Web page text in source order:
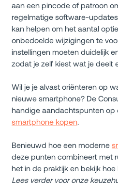
aan een pincode of patroon
regelmatige software-
kan helpen om het aantal
onbedoelde wijzigingen te
instellingen moeten duidelijk
zodat je zelf kiest wat je deelt
Wil je je alvast oriënteren op
nieuwe smartphone? De
handige aandachtspunten op
smartphone kopen.
Benieuwd hoe een moderne
deze punten combineert met
het in de praktijk en bekijk
Lees verder voor onze